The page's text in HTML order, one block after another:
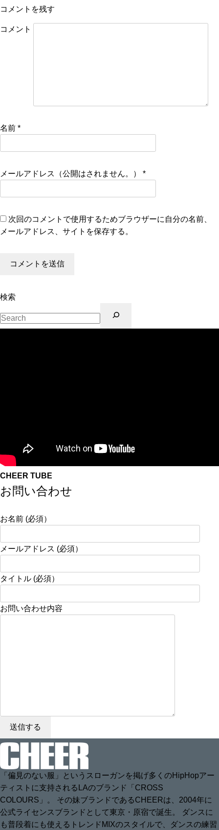
コメントを残す
コメント
名前 *
メールアドレス（公開はされません。） *
次回のコメントで使用するためブラウザーに自分の名前、
メールアドレス、サイトを保存する。
検索
CHEER TUBE
お問い合わせ
お名前 (必須）
メールアドレス (必須）
タイトル (必須）
お問い合わせ内容
「偏見のない服」というスローガンを掲げ多くのHipHopアー
ティストに支持されるLAのブランド「CROSS
COLOURS」。 その妹ブランドであるCHEERは、2004年に
公式ライセンスブランドとして東京・原宿で誕生。 ダンスに
も普段着にも使えるトレンドMIXのスタイルで、ダンスの練習